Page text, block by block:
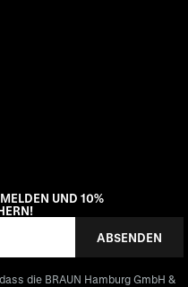
UND 10%
ABSENDEN
die BRAUN Hamburg GmbH &